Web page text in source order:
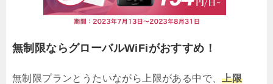
無制限ならグローバルWiFiがおすすめ！
無制限プランとうたいながら上限がある中で、上限